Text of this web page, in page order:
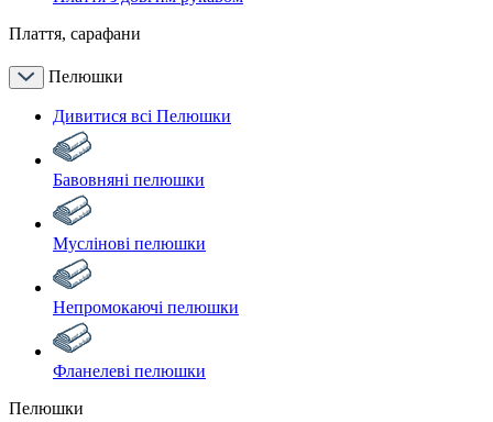
Плаття, сарафани
Пелюшки
Дивитися всі Пелюшки
Бавовняні пелюшки
Муслінові пелюшки
Непромокаючі пелюшки
Фланелеві пелюшки
Пелюшки